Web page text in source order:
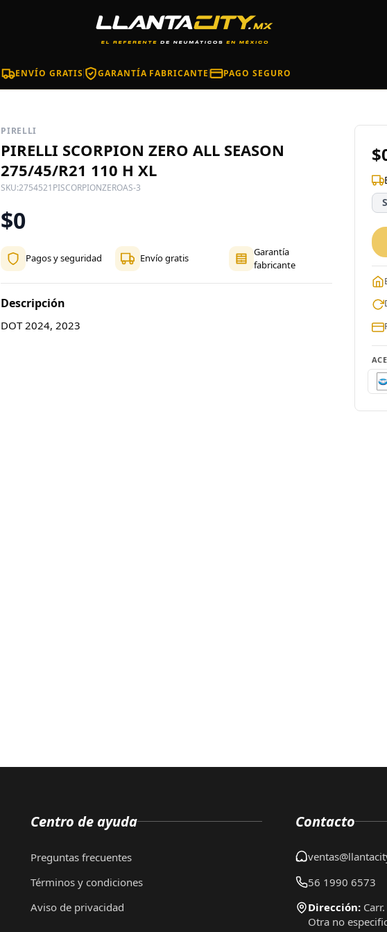
ENVÍO GRATIS GARANTÍA FABRICANTE PAGO SEGURO
PIRELLI
PIRELLI SCORPION ZERO ALL SEASON
275/45/R21 110 H XL
SKU:2754521PISCORPIONZEROAS-3
$0
Pagos y seguridad Envío gratis
Garantía
fabricante
Descripción
DOT 2024, 2023
Centro de ayuda
Preguntas frecuentes
Términos y condiciones
Aviso de privacidad
Contacto
56 1990 6573
Dirección:
Otra no